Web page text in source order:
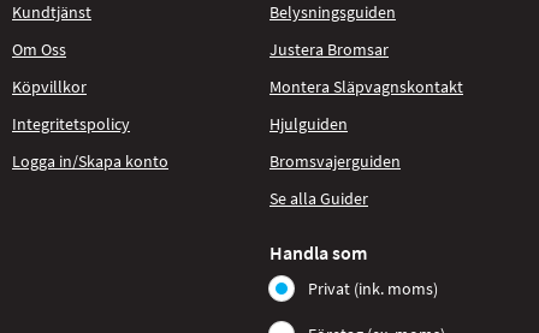
Kundtjänst
Om Oss
Köpvillkor
Integritetspolicy
Logga in/Skapa konto
Belysningsguiden
Justera Bromsar
Montera Släpvagnskontakt
Hjulguiden
Bromsvajerguiden
Se alla Guider
Handla som
Privat (ink. moms)